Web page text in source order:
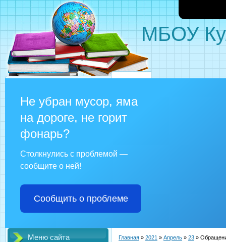
МБОУ
Не убран мусор, яма
на дороге, не горит
фонарь?
Столкнулись с проблемой —
сообщите о ней!
Сообщить о проблеме
Меню сайта Главная » 2021 » Апрель » 23 »